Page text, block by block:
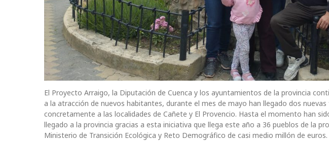
El Proyecto Arraigo, la Diputación de Cuenca y los ayuntamientos de la provincia
a la atracción de nuevos habitantes, durante el mes de mayo han llegado dos
concretamente a las localidades de Cañete y El Provencio. Hasta el momento han
llegado a la provincia gracias a esta iniciativa que llega este año a 36 pueblos de la
Ministerio de Transición Ecológica y Reto Demográfico de casi medio millón de euros.